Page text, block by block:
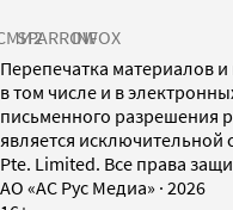
SPARROWINFOX
Перепечатка материалов
в том числе и в
письменного разрешения
является исключительной
Pte. Limited. Все права
AO «АС Рус Медиа» · 2026